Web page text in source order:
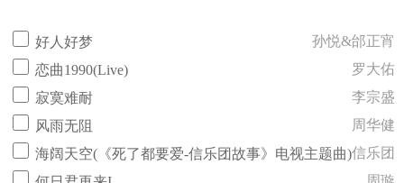
好人好梦
孙悦&邰正宵
恋曲1990(Live)
罗大佑
寂寞难耐
李宗盛
风雨无阻
周华健
海阔天空(《死了都要爱-信乐团故事》电视主题曲)信乐团